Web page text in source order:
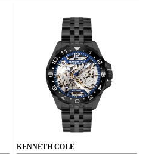
KENNETH COLE